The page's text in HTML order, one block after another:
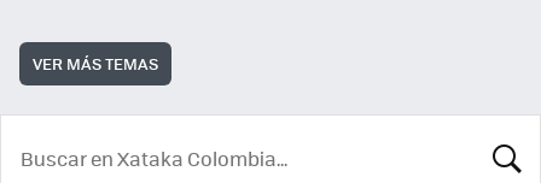
VER MÁS TEMAS